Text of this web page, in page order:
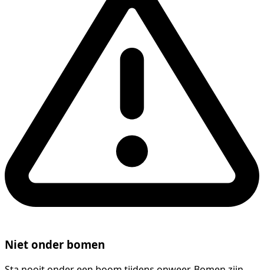
Niet onder bomen